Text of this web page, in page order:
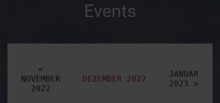
Events
<
NOVEMBER
2022
DEZEMBER 2022
JANUAR
2023 >